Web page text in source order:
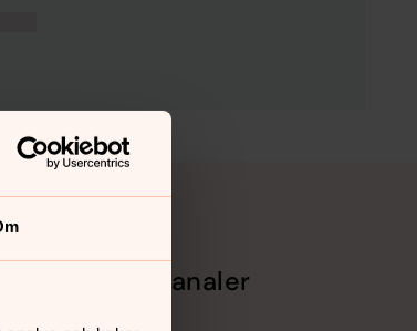
Sociala kanaler